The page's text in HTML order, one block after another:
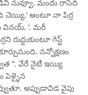
నువ్వూ. మందు రాసేది
చెయ్యి.‘ అంటూ నా పిర్ర
వినయ్. ‘. మరీ
గెస్ట్
నన్నోక్షణం
“. వేరే నైటీ ఇయ్యి
పెళ్ళైన
అప్పుడావిడ వైపు